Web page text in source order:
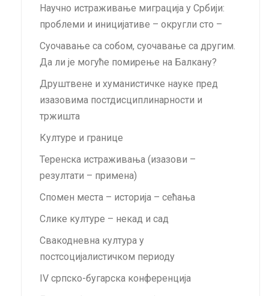
Научно истраживање миграција у Србији:
проблеми и иницијативе – округли сто –
Суочавање са собом, суочавање са другим.
Да ли је могуће помирење на Балкану?
Друштвене и хуманистичке науке пред
изазовима постдисциплинарности и
тржишта
Културе и границе
Теренска истраживања (изазови –
резултати – примена)
Спомен места – историја – сећања
Слике културе – некад и сад
Свакодневна култура у
постсоцијалистичком периоду
IV српско-бугарска конференција